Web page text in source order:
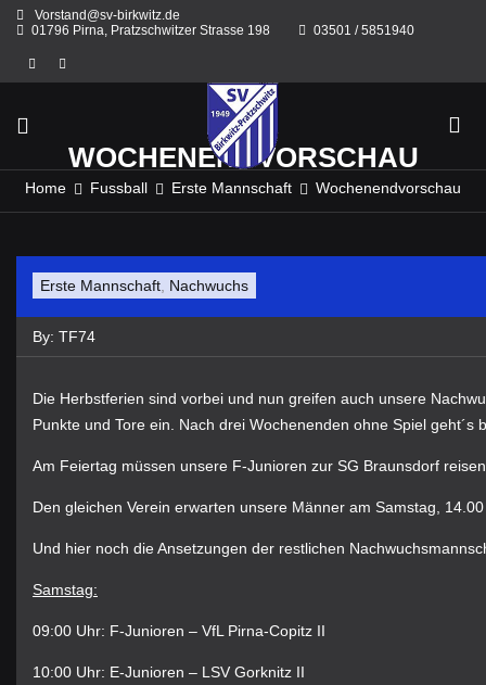
Skip
Vorstand@sv-birkwitz.de
01796 Pirna, Pratzschwitzer Strasse 198
03501 / 5851940
WOCHENENDVORSCHAU
Home Fussball Erste Mannschaft Wochenendvorschau
Erste Mannschaft Nachwuchs
By: TF74
Die Herbstferien sind vorbei und nun greifen auch unsere
Punkte und Tore ein. Nach drei Wochenenden ohne Spiel geht´s
Am Feiertag müssen unsere F-Junioren zur SG Braunsdorf
Den gleichen Verein erwarten unsere Männer am Samstag,
Und hier noch die Ansetzungen der restlichen
Samstag:
09:00 Uhr: F-Junioren – VfL Pirna-Copitz II
10:00 Uhr: E-Junioren – LSV Gorknitz II